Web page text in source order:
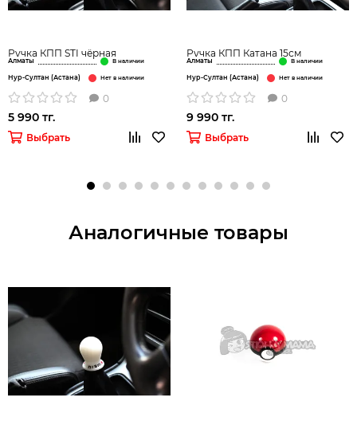
Ручка КПП STI чёрная
Алматы
Нур-Султан (Астана)
0
5 990 тг.
Выбрать
Ручка КПП Катана 15см
Алматы
Нур-Султан (Астана)
0
9 990 тг.
Выбрать
Аналогичные товары